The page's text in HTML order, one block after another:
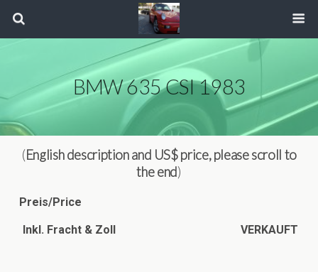
BMW 635 CSI 1983
(English description and US$ price, please scroll to
the end)
Preis/Price
Inkl. Fracht & Zoll VERKAUFT